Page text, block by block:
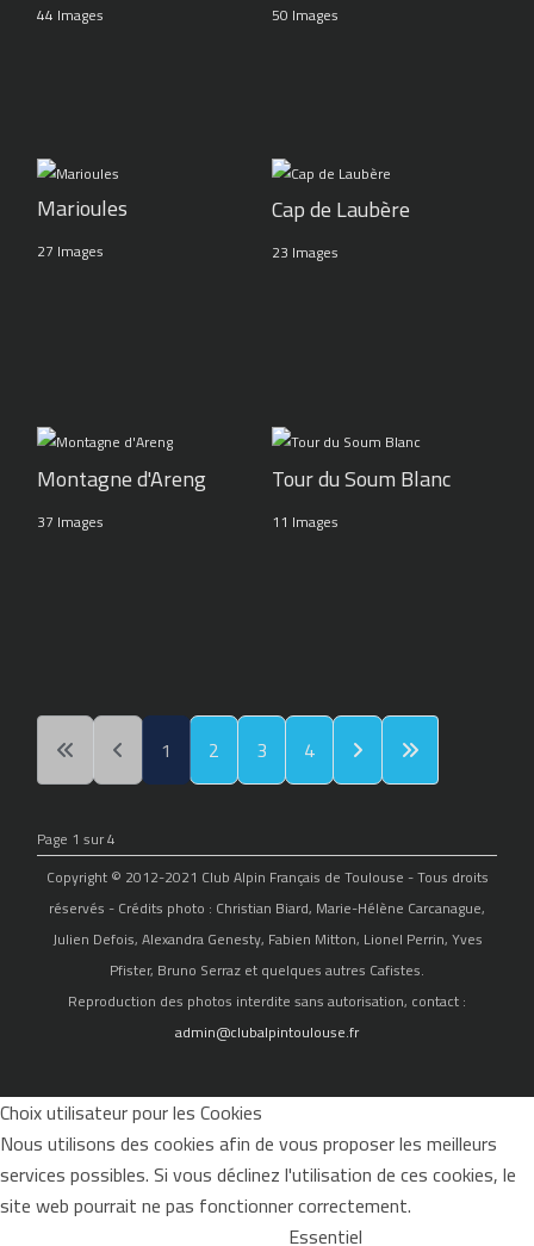
44 Images 50 Images
Marioules
27 Images
Cap de Laubère
23 Images
Montagne d'Areng
37 Images
Tour du Soum Blanc
11 Images
1 2 3 4
Page 1 sur 4
Copyright © 2012-2021 Club Alpin Français de Toulouse - Tous droits
réservés - Crédits photo : Christian Biard, Marie-Hélène Carcanague,
Julien Defois, Alexandra Genesty, Fabien Mitton, Lionel Perrin, Yves
Pfister, Bruno Serraz et quelques autres Cafistes.
Reproduction des photos interdite sans autorisation, contact :
admin@clubalpintoulouse.fr
Choix utilisateur pour les Cookies
Nous utilisons des cookies afin de vous proposer les meilleurs
services possibles. Si vous déclinez l'utilisation de ces cookies, le
site web pourrait ne pas fonctionner correctement.
Essentiel